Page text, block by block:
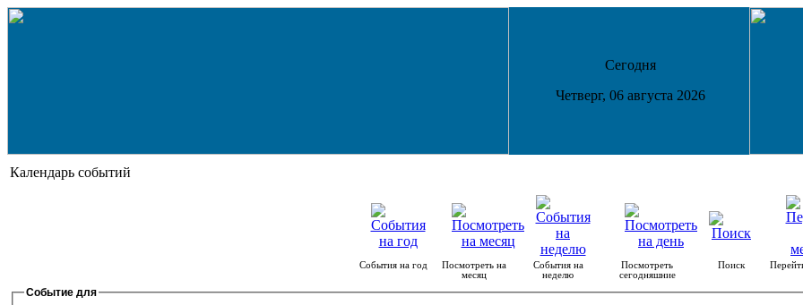
Сегодня
Четверг, 06 августа 2026
Календарь событий
События на год
Посмотреть на
месяц
События на
неделю
Посмотреть
сегодняшние
Поиск
Событие для